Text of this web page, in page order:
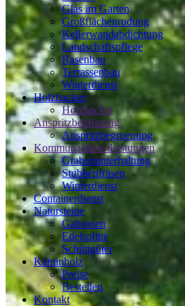
Glas im Garten
Großflächenrodung
Kellerwandabdichtung
Landschaftspflege
Rasenbau
Terrassenbau
Winterdienst
Holzhacker
Holzhacker
Anspritzbegrünung
Anspritzbegruenung
Kommunaldienstleistungen
Grabenunterhaltung
Stubbenfräsen
Winterdienst
Containerdienst
Natursteine
Gabionen
Edelsplitte
Schüttgüter
Kaminholz
Preise
Bestellen
Kontakt